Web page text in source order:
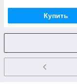
Купить